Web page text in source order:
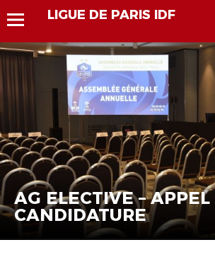
LIGUE DE PARIS IDF
AG ELECTIVE –
CANDIDATURE